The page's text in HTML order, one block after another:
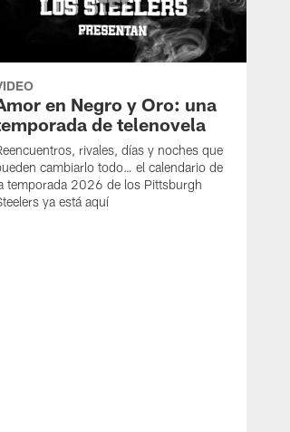
en Negro y Oro: una
de telenovela
rivales, días y noches que
cambiarlo todo… el calendario de
temporada 2026 de los Pittsburgh
ya está aquí